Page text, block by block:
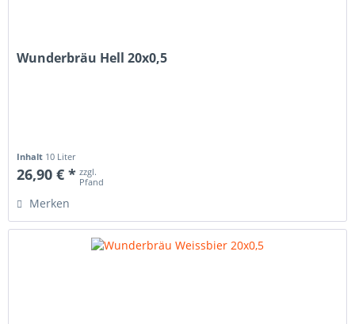
Wunderbräu Hell 20x0,5
Inhalt 10 Liter
26,90 € * zzgl.
Pfand
Merken